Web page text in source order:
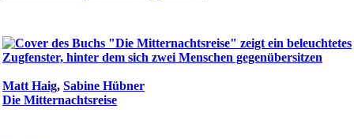
Matt Haig, Sabine Hübner
Die Mitternachtsreise